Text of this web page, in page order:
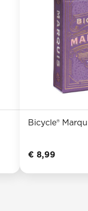
Bicycle®
€ 8,99